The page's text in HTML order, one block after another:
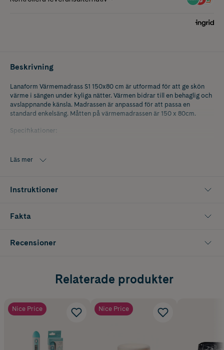
Beskrivning
Lanaform Värmemadrass S1 150x80 cm är utformad för att ge skön
värme i sängen under kyliga nätter. Värmen bidrar till en behaglig och
avslappnande känsla. Madrassen är anpassad för att passa en
standard enkelsäng. Måtten på värmemadrassen är 150 x 80cm.
Specifikationer:
Teknisk information:
Läs mer
Instruktioner
Fakta
Recensioner
Relaterade produkter
Nice Price Nice Price